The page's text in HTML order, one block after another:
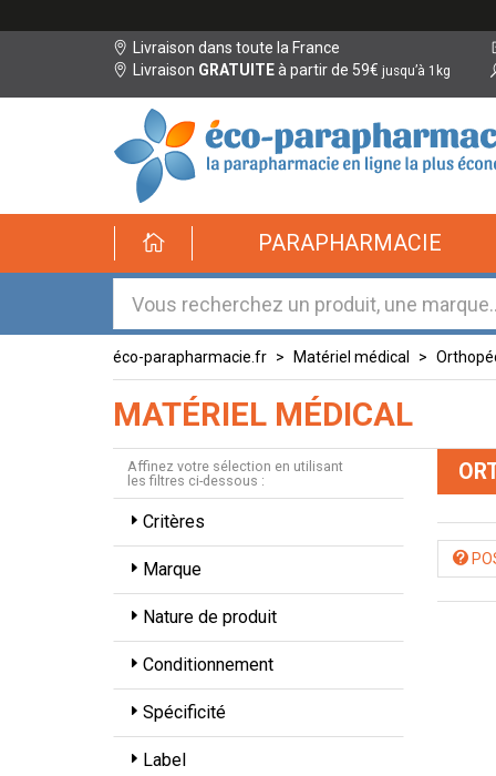
Livraison dans toute la France
Livraison GRATUITEà partir de 59€ jusqu’à 1kg
éco-
parapharmacie.fr
éco-
parapharmacie.fr
PARAPHARMACIE
éco-parapharmacie.fr Matériel médical
MATÉRIEL MÉDICAL
Affinez votre sélection en utilisant
les filtres ci-dessous :
Critères
Marque
Nature de produit
Conditionnement
Spécificité
Label